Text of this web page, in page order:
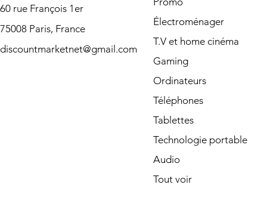
60 rue François 1er
75008 Paris, France
discountmarketnet@gmail.com
Électroménager
T.V et home cinéma
Gaming
Ordinateurs
Téléphones
Tablettes
Technologie portable
Audio
Tout voir